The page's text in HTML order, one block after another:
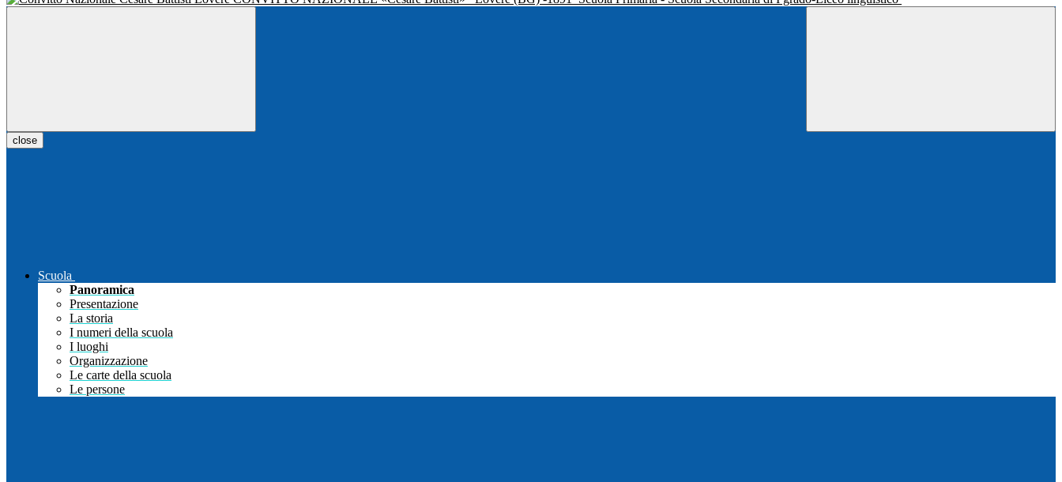
close
Scuola
Panoramica
Presentazione
La storia
I numeri della scuola
I luoghi
Organizzazione
Le carte della scuola
Le persone